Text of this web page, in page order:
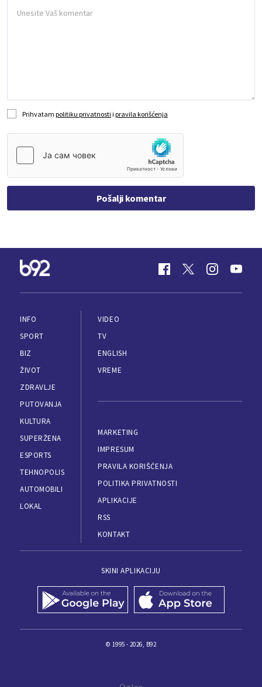
Prihvatam politiku privatnosti i pravila korišćenja
Pošalji komentar
INFO
SPORT
BIZ
ŽIVOT
ZDRAVLJE
PUTOVANJA
KULTURA
SUPERŽENA
ESPORTS
TEHNOPOLIS
AUTOMOBILI
LOKAL
VIDEO
TV
ENGLISH
VREME
MARKETING
IMPRESUM
PRAVILA KORIŠĆENJA
POLITIKA PRIVATNOSTI
APLIKACIJE
RSS
KONTAKT
SKINI APLIKACIJU
© 1995 - 2026, B92